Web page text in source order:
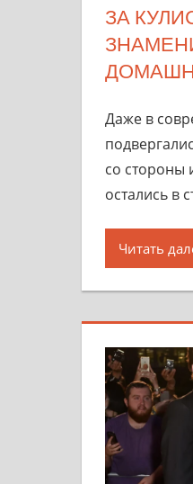
ЗА
Даже в
со стороны
остались в
Читать